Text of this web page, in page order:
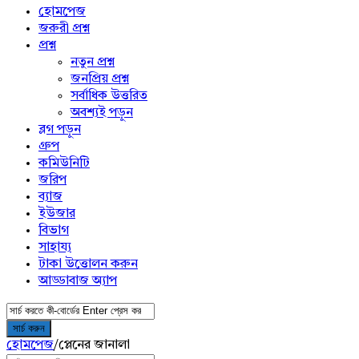
menu
হোমপেজ
জরুরী প্রশ্ন
প্রশ্ন
নতুন প্রশ্ন
জনপ্রিয় প্রশ্ন
সর্বাধিক উত্তরিত
অবশ্যই পড়ুন
ব্লগ পড়ুন
গ্রুপ
কমিউনিটি
জরিপ
ব্যাজ
ইউজার
বিভাগ
সাহায্য
টাকা উত্তোলন করুন
আড্ডাবাজ অ্যাপ
হোমপেজ/প্লেনের জানালা